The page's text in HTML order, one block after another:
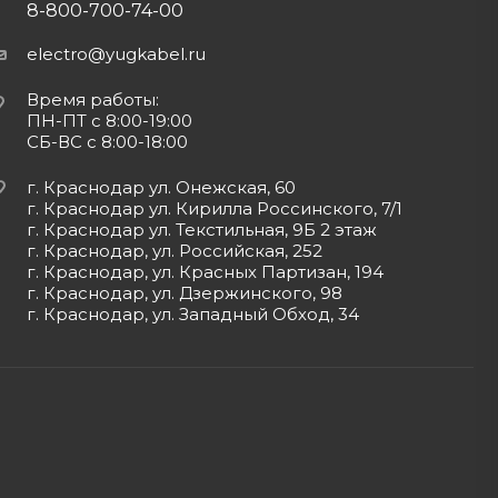
8-800-700-74-00
electro@yugkabel.ru
Время работы:
ПН-ПТ с 8:00-19:00
СБ-ВС с 8:00-18:00
г. Краснодар ул. Онежская, 60
г. Краснодар ул. Кирилла Россинского, 7/1
г. Краснодар ул. Текстильная, 9Б 2 этаж
г. Краснодар, ул. Российская, 252
г. Краснодар, ул. Красных Партизан, 194
г. Краснодар, ул. Дзержинского, 98
г. Краснодар, ул. Западный Обход, 34